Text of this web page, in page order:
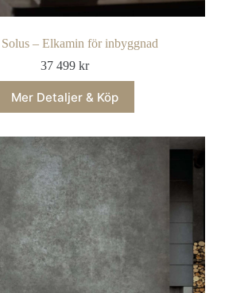
– Elkamin för inbyggnad
37 499 kr
Mer Detaljer & Köp